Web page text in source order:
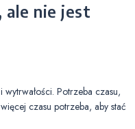
ale nie jest
Potrzeba czasu,
czasu potrzeba, aby stać